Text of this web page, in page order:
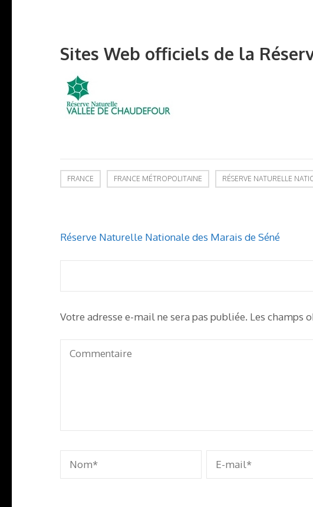
Sites Web officiels de la
FRANCE FRANCE MÉTROPOLITAINE RÉSERVE NATURELLE
Navigation
l’article
Réserve Naturelle Nationale des Marais de Séné
Votre adresse e-mail ne sera pas publiée. Les champs